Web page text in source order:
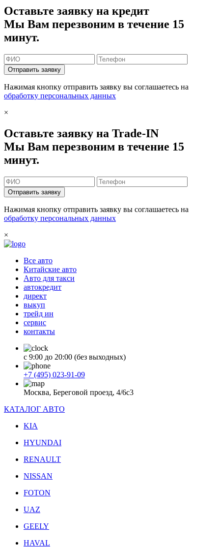
Оставьте заявку на кредит
Мы Вам перезвоним в течение 15
минут.
Отправить заявку
Нажимая кнопку отправить заявку вы соглашаетесь на
обработку персональных данных
×
Оставьте заявку на Trade-IN
Мы Вам перезвоним в течение 15
минут.
Отправить заявку
Нажимая кнопку отправить заявку вы соглашаетесь на
обработку персональных данных
×
Все авто
Китайские авто
Авто для такси
автокредит
директ
выкуп
трейд ин
сервис
контакты
с 9:00 до 20:00 (без выходных)
+7 (495) 023-91-09
Москва, Береговой проезд, 4/6с3
КАТАЛОГ АВТО
KIA
HYUNDAI
RENAULT
NISSAN
FOTON
UAZ
GEELY
HAVAL